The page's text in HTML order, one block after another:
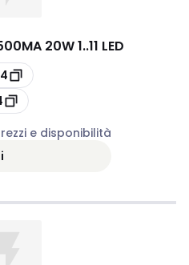
20W 1..11 LED
e disponibilità